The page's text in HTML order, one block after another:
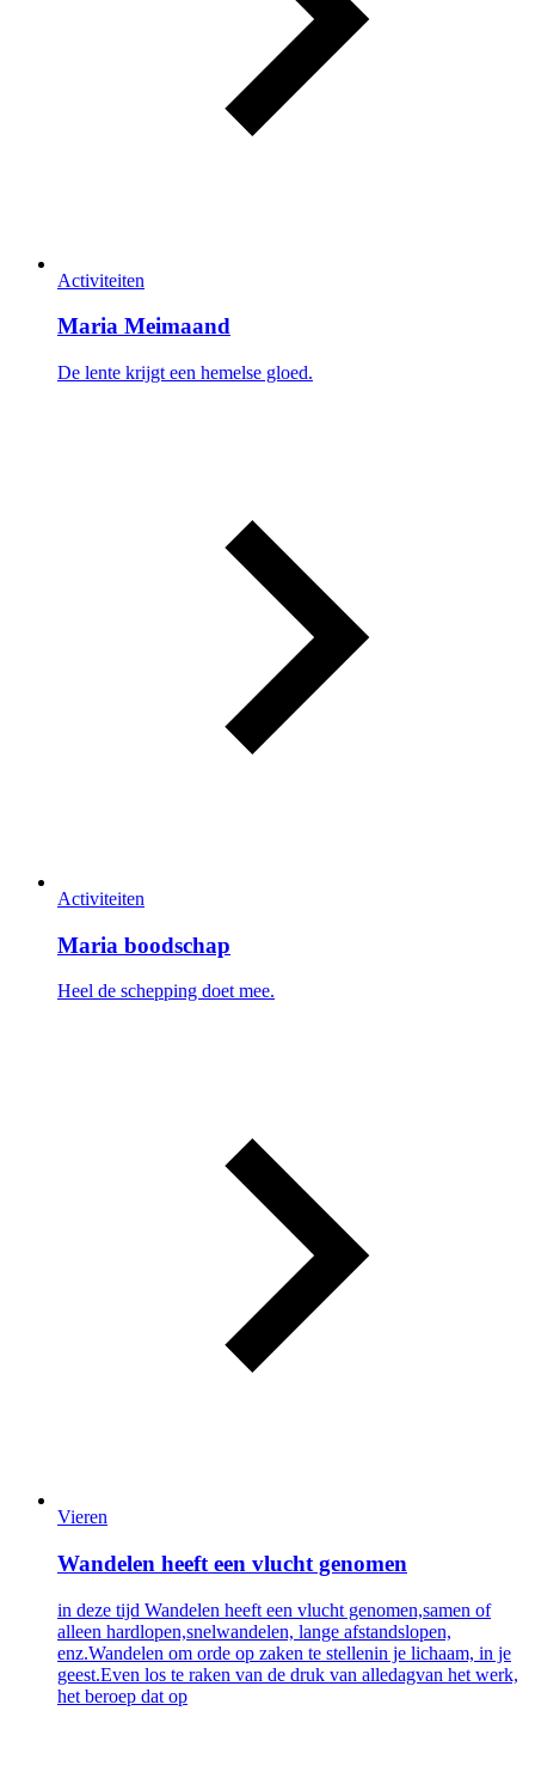
Activiteiten
Maria Meimaand
De lente krijgt een hemelse gloed.
Activiteiten
Maria boodschap
Heel de schepping doet mee.
Vieren
Wandelen heeft een vlucht genomen
in deze tijd Wandelen heeft een vlucht genomen,samen of
alleen hardlopen,snelwandelen, lange afstandslopen,
enz.Wandelen om orde op zaken te stellenin je lichaam, in je
geest.Even los te raken van de druk van alledagvan het werk,
het beroep dat op